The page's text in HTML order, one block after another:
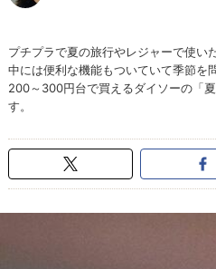
プチプラで夏の旅行やレジャーで使い
中には便利な機能もついていて季節を
200～300円台で買えるダイソーの「
す。